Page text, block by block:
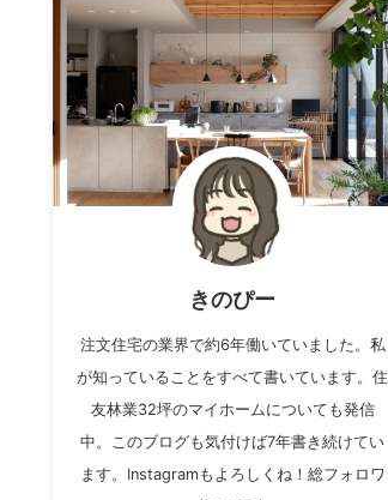
きのぴー
注文住宅の業界で約6年働いていました。私
が知っていることをすべて書いています。住
友林業32坪のマイホームについても発信
中。このブログも気付けば7年書き続けてい
ます。Instagramもよろしくね！総フォロワ